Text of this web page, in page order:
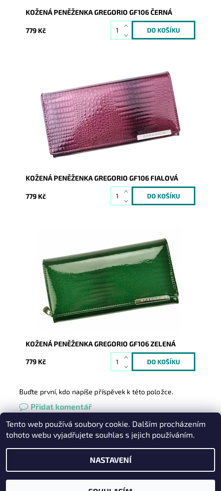
KOŽENÁ PENĚŽENKA GREGORIO GF106 ČERNÁ
779 Kč
Fialová Gregorio peněženka s hladkým lesklým
povrchem, který je strukturován do hadí kůže.
Dostupnost:
Skladem
8813
Značka:
Gregorio
Záruka:
2 roky
KOŽENÁ PENĚŽENKA GREGORIO GF106 FIALOVÁ
779 Kč
Zelená Gregorio peněženka s hladkým lesklým
povrchem, který je strukturován do hadí kůže.
Dostupnost:
Skladem
8815
Značka:
Gregorio
Záruka:
2 roky
KOŽENÁ PENĚŽENKA GREGORIO GF106 ZELENÁ
779 Kč
Buďte první, kdo napíše příspěvek k této položce.
Přidat komentář
Heureka.cz | Zboží.cz Oázakabelek
2026 © Kabelky pro Vás, všechna práva vyhrazena
Vytvořil Shoptet
Tento web používá soubory cookie. Dalším procházením
tohoto webu vyjadřujete souhlas s jejich používáním.
NASTAVENÍ